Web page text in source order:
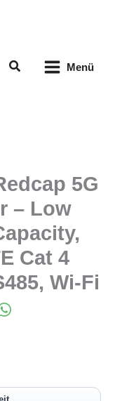
Suchen Menü
5G
– Low
Cat 4
Wi-Fi